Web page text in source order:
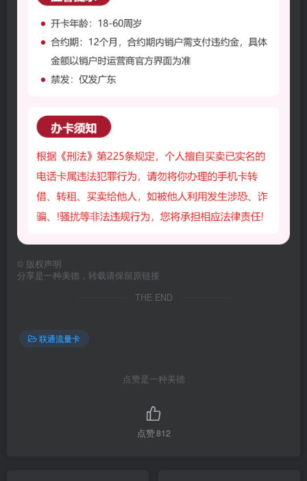
© 版权声明
分享是一种美德，转载请保留原链接
THE END
联通流量卡
点赞是一种美德
点赞812